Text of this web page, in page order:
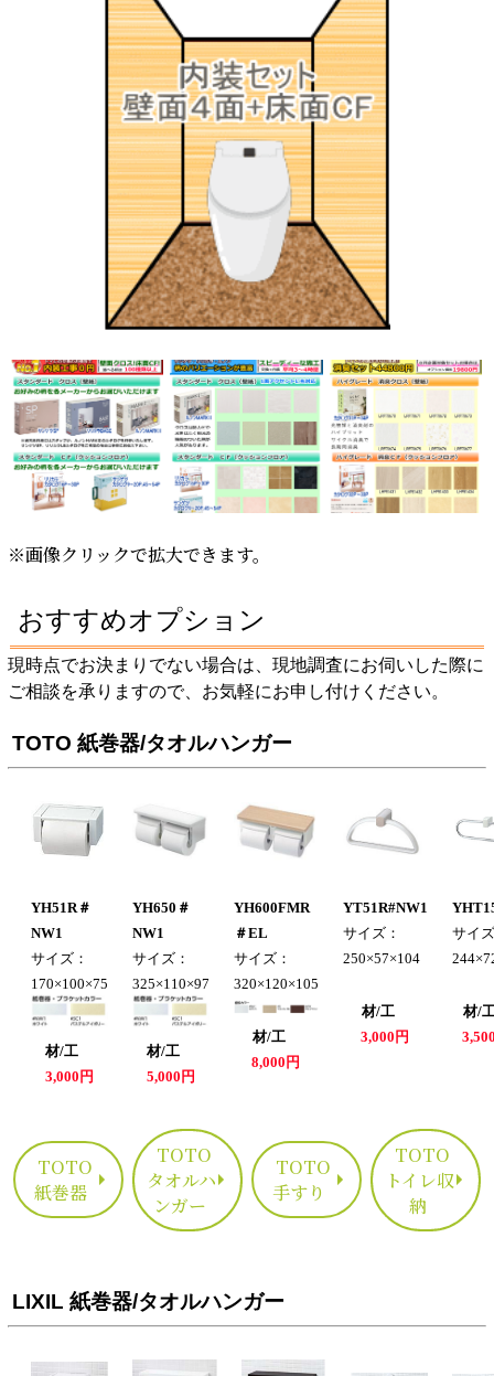
※画像クリックで拡大できます。
おすすめオプション
現時点でお決まりでない場合は、現地調査にお伺いした際に
ご相談を承りますので、お気軽にお申し付けください。
TOTO 紙巻器/タオルハンガー
YH51R＃
NW1
サイズ：
170×100×75
材/工
3,000円
YH650＃
NW1
サイズ：
325×110×97
材/工
5,000円
YH600FMR
＃EL
サイズ：
320×120×105
材/工
8,000円
YT51R#NW1
サイズ：
250×57×104
材/工
3,000円
サイ
材/
TOTO
紙巻器
TOTO
タオルハ
ンガー
TOTO
手すり
TOTO
トイレ収
納
LIXIL 紙巻器/タオルハンガー